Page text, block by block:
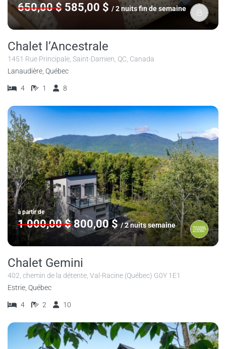
650,00 $ 585,00 $ / 2 nuits fin de semaine
Chalet l’Ancestrale
1451 Rue Principale, Saint-Damien, QC, Canada
Lanaudière, Québec
4 1 8
à partir de
1 000,00 $ 800,00 $ / 2 nuits semaine
Chalet Gemini
402, chemin de la détente, Val-Racine (Québec) G0Y 1E1
Estrie, Québec
4 2 10